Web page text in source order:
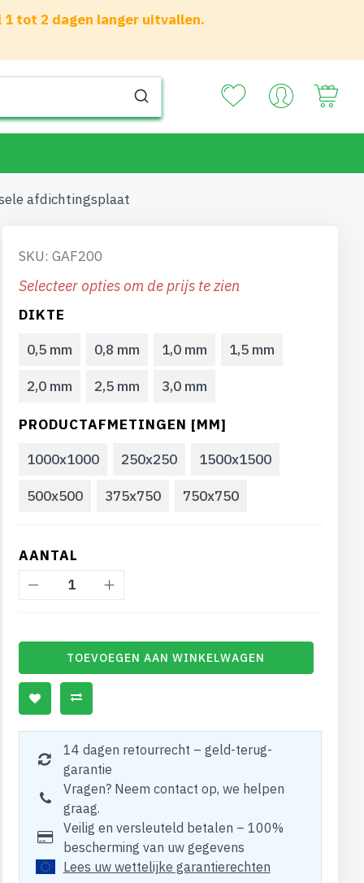
tot 2 dagen langer uitvallen.
afdichtingsplaat
SKU: GAF200
Selecteer opties om de prijs te zien
DIKTE
0,5 mm
0,8 mm 1,0 mm 1,5 mm
2,0 mm 2,5 mm 3,0 mm
PRODUCTAFMETINGEN [MM]
1000x1000
250x250 1500x1500
500x500 375x750 750x750
AANTAL
TOEVOEGEN AAN WINKELWAGEN
14 dagen retourrecht – geld-terug-
garantie
Vragen? Neem contact op, we helpen
graag.
Veilig en versleuteld betalen – 100%
bescherming van uw gegevens
Lees uw wettelijke garantierechten